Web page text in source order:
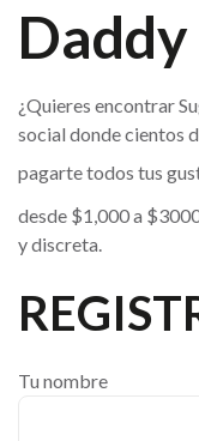
Daddy
¿Quieres encontrar
social donde cientos
pagarte todos tus
desde $1,000 a
y discreta.
Tu nombre